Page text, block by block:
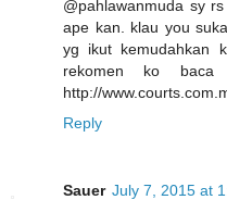
@pahlawanmuda sy
ape kan. klau you
yg ikut kemudahkan
rekomen ko
http://
Reply
Sauer July 7, 2015 at